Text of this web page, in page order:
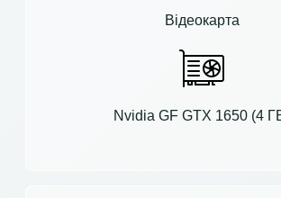
Відеокарта
Nvidia GF GTX 1650 (4